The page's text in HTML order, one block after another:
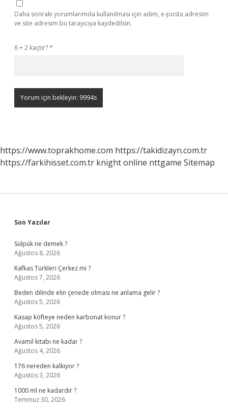
Daha sonraki yorumlarımda kullanılması için adım, e-posta adresim
ve site adresim bu tarayıcıya kaydedilsin.
6 + 2 kaçtır?*
https://www.toprakhome.com https://takidizayn.com.tr
https://farkihisset.com.tr knight online nttgame Sitemap
Sidebar
Son Yazılar
Sülpük ne demek ?
Ağustos 8, 2026
Kafkas Türkleri Çerkez mi ?
Ağustos 7, 2026
Beden dilinde elin çenede olması ne anlama gelir ?
Ağustos 5, 2026
Kasap köfteye neden karbonat konur ?
Ağustos 5, 2026
Avamil kitabı ne kadar ?
Ağustos 4, 2026
176 nereden kalkıyor ?
Ağustos 3, 2026
1000 ml ne kadardır ?
Temmuz 30, 2026